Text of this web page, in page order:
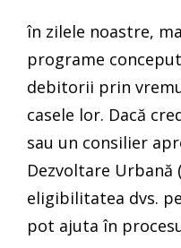
în zilele noastre,
programe
debitorii prin
casele lor. Dacă
sau un consilier
Dezvoltare Urbană
eligibilitatea dvs.
pot ajuta în